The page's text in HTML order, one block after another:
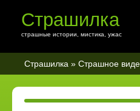
Страшилка
страшные истории, мистика, ужас
Страшилка » Страшное